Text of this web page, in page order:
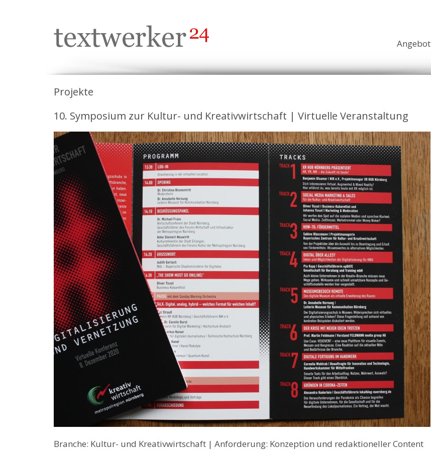
Angebot
Projekte
10. Symposium zur Kultur- und Kreativwirtschaft | Virtuelle Veranstaltung
Branche: Kultur- und Kreativwirtschaft | Anforderung: Konzeption und redaktioneller Content